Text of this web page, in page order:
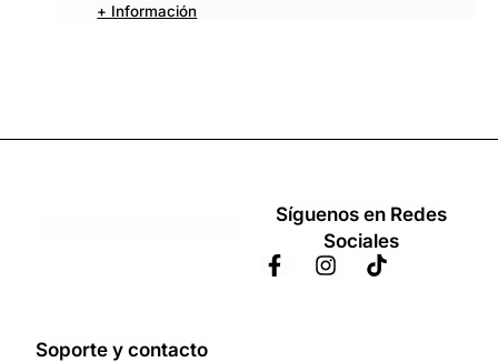
+ Información
Síguenos en Redes
Sociales
Soporte y contacto